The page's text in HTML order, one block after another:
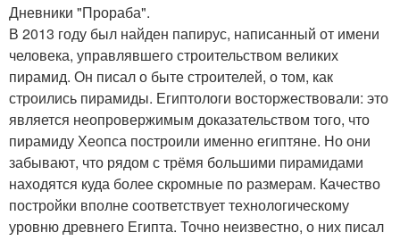
Дневники "Прораба".
В 2013 году был найден папирус, написанный от имени
человека, управлявшего строительством великих
пирамид. Он писал о быте строителей, о том, как
строились пирамиды. Египтологи восторжествовали: это
является неопровержимым доказательством того, что
пирамиду Хеопса построили именно египтяне. Но они
забывают, что рядом с трёмя большими пирамидами
находятся куда более скромные по размерам. Качество
постройки вполне соответствует технологическому
уровню древнего Египта. Точно неизвестно, о них писал